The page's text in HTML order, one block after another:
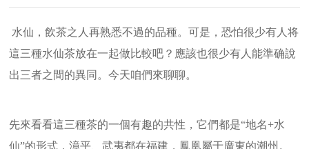
水仙，飲茶之人再熟悉不過的品種。可是，恐怕很少有人将
這三種水仙茶放在一起做比較吧？應該也很少有人能準确說
出三者之間的異同。今天咱們來聊聊。
先來看看這三種茶的一個有趣的共性，它們都是“地名+水
仙”的形式，漳平、武夷都在福建，鳳凰屬于廣東的潮州。